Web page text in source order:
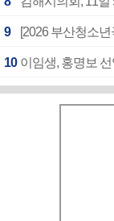
9
10 이임생, 홍명보